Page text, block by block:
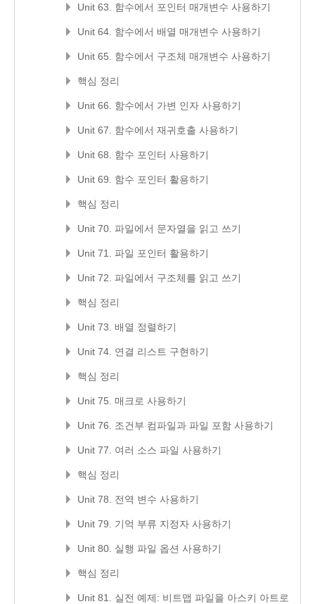
Unit 63. 함수에서 포인터 매개변수 사용하기
Unit 64. 함수에서 배열 매개변수 사용하기
Unit 65. 함수에서 구조체 매개변수 사용하기
핵심 정리
Unit 66. 함수에서 가변 인자 사용하기
Unit 67. 함수에서 재귀호출 사용하기
Unit 68. 함수 포인터 사용하기
Unit 69. 함수 포인터 활용하기
핵심 정리
Unit 70. 파일에서 문자열을 읽고 쓰기
Unit 71. 파일 포인터 활용하기
Unit 72. 파일에서 구조체를 읽고 쓰기
핵심 정리
Unit 73. 배열 정렬하기
Unit 74. 연결 리스트 구현하기
핵심 정리
Unit 75. 매크로 사용하기
Unit 76. 조건부 컴파일과 파일 포함 사용하기
Unit 77. 여러 소스 파일 사용하기
핵심 정리
Unit 78. 전역 변수 사용하기
Unit 79. 기억 부류 지정자 사용하기
Unit 80. 실행 파일 옵션 사용하기
핵심 정리
Unit 81. 실전 예제: 비트맵 파일을 아스키 아트로